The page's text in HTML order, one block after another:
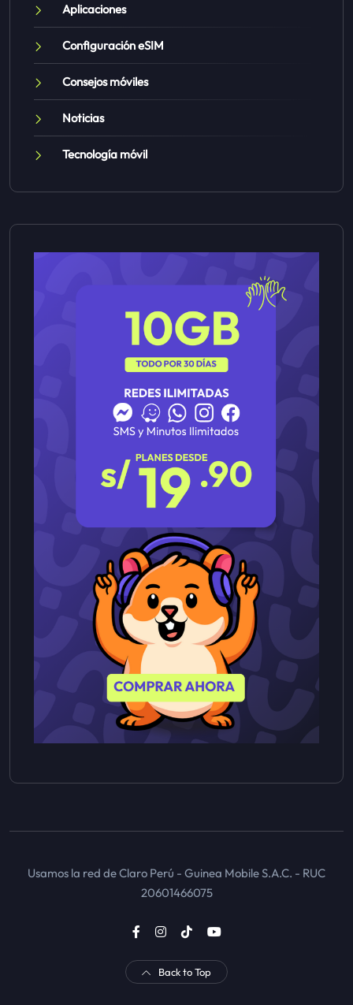
Aplicaciones
Configuración eSIM
Consejos móviles
Noticias
Tecnología móvil
Usamos la red de Claro Perú - Guinea Mobile S.A.C. - RUC
20601466075
Back to Top